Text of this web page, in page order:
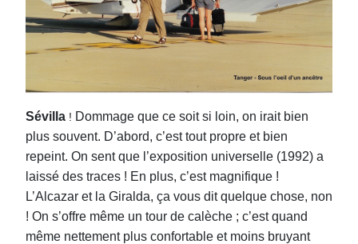
Sévilla ! Dommage que ce soit si loin, on irait bien
plus souvent. D’abord, c’est tout propre et bien
repeint. On sent que l’exposition universelle (1992) a
laissé des traces ! En plus, c’est magnifique !
L’Alcazar et la Giralda, ça vous dit quelque chose, non
! On s’offre même un tour de calèche ; c’est quand
même nettement plus confortable et moins bruyant